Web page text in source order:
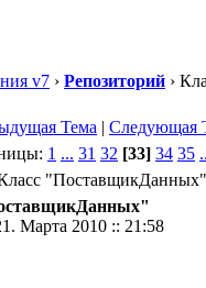
v7 › Репозиторий ›
Тема | Следующая
1 ... 31 32 [33] 34 35
Марта 2010 :: 21:58